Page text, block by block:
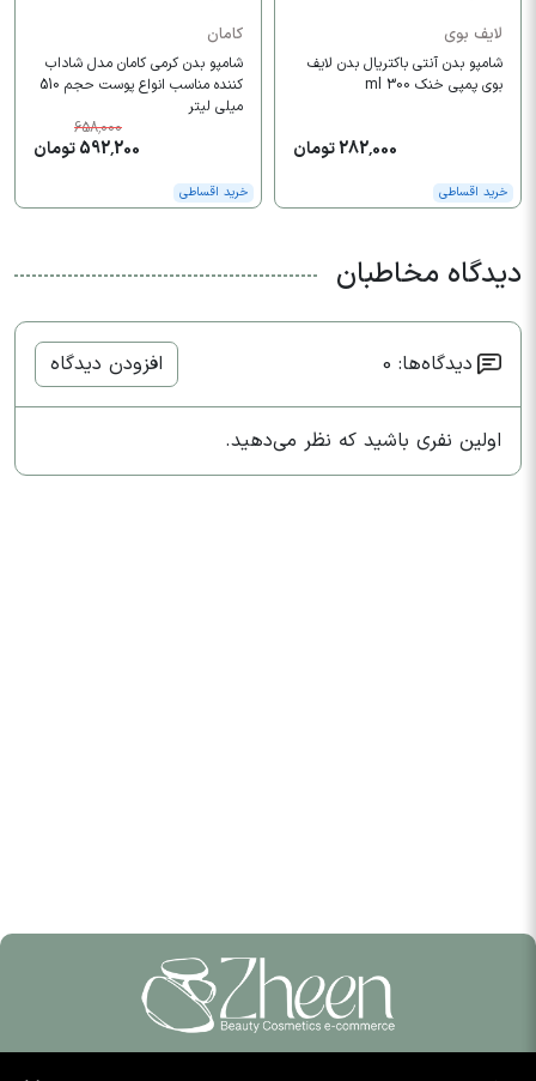
لایف بوی
شامپو بدن آنتی باکتریال بدن لایف
بوی پمپی خنک 300 ml
282,000 تومان
خرید اقساطی
کامان
شامپو بدن کرمی کامان مدل شاداب
کننده مناسب انواع پوست حجم 510
میلی لیتر
658,000
592,200 تومان
خرید اقساطی
دیدگاه مخاطبان
دیدگاه‌ها: 0 افزودن دیدگاه
اولین نفری باشید که نظر می‌دهید.